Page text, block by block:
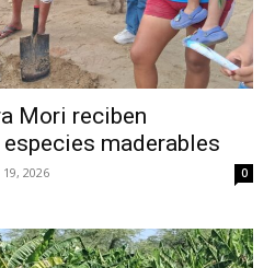
Mori reciben
maderables
2026 0